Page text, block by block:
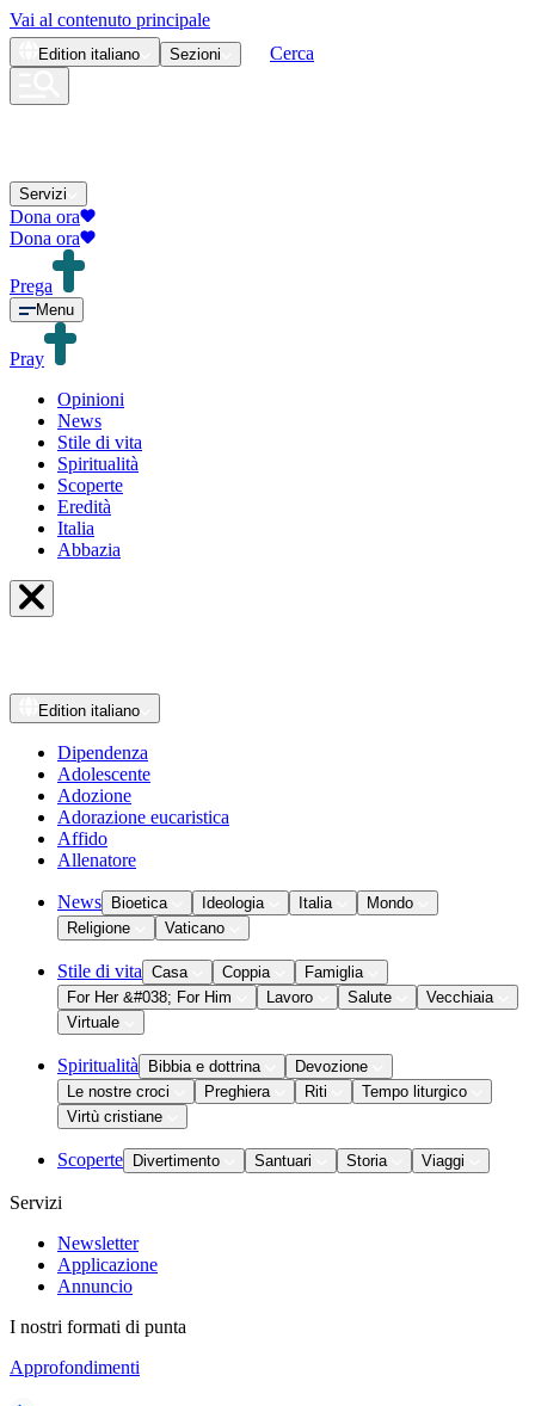
Vai al contenuto principale
Edition italiano Sezioni Cerca
Servizi
Dona ora
Dona ora
Prega
Menu
Pray
Opinioni
News
Stile di vita
Spiritualità
Scoperte
Eredità
Italia
Abbazia
Edition italiano
Dipendenza
Adolescente
Adozione
Adorazione eucaristica
Affido
Allenatore
News Bioetica Ideologia Italia
Mondo
Religione
Vaticano
Stile di vita Casa Coppia
Famiglia
For Her &#038; For Him
Lavoro Salute
Vecchiaia
Virtuale
Spiritualità Bibbia e dottrina
Devozione
Le nostre croci
Preghiera Riti
Tempo liturgico
Virtù cristiane
Scoperte Divertimento Santuari Storia Viaggi
Servizi
Newsletter
Applicazione
Annuncio
I nostri formati di punta
Approfondimenti